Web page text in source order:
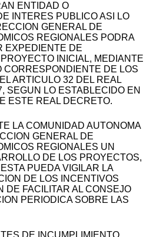
ENTIDAD O
INTERES PUBLICO ASI LO
GENERAL DE
REGIONALES PODRA
EXPEDIENTE DE
INICIAL, MEDIANTE
CORRESPONDIENTE DE LOS
ARTICULO 32 DEL REAL
SEGUN LO ESTABLECIDO EN
ESTE REAL DECRETO.
LA COMUNIDAD AUTONOMA
GENERAL DE
REGIONALES UN
DE LOS PROYECTOS,
PUEDA VIGILAR LA
DE LOS INCENTIVOS
DE FACILITAR AL CONSEJO
PERIODICA SOBRE LAS